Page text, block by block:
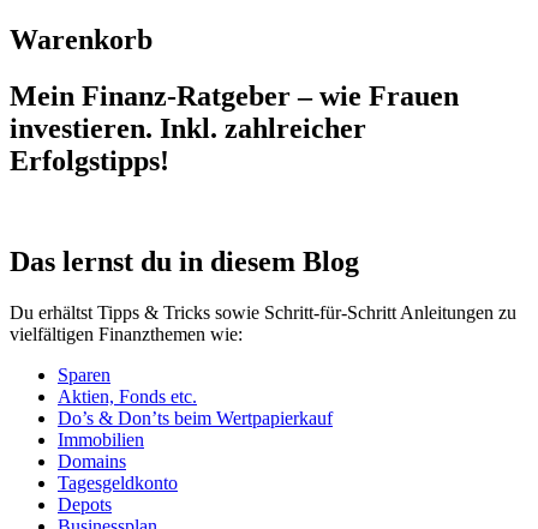
Warenkorb
Mein Finanz-Ratgeber – wie Frauen
investieren. Inkl. zahlreicher
Erfolgstipps!
Das lernst du in diesem Blog
Du erhältst Tipps & Tricks sowie Schritt-für-Schritt Anleitungen zu
vielfältigen Finanzthemen wie:
Sparen
Aktien, Fonds etc.
Do’s & Don’ts beim Wertpapierkauf
Immobilien
Domains
Tagesgeldkonto
Depots